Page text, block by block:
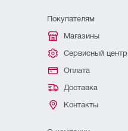
Покупателям
Магазины
Сервисный центр
Оплата
Доставка
Контакты